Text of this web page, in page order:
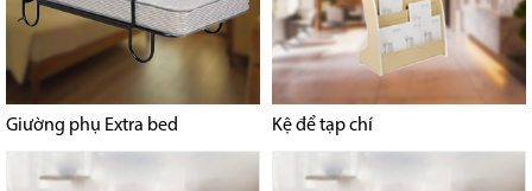
Giường phụ Extra bed Kệ để tạp chí